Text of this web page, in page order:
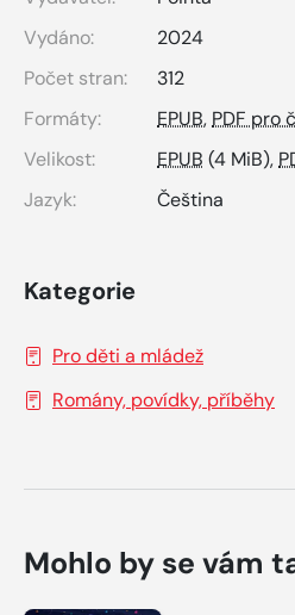
Vydáno:
2024
Počet stran:
312
Formáty:
EPUB, PDF pro
Velikost:
EPUB (4 MiB),
Jazyk:
Čeština
Kategorie
Pro děti a mládež
Romány, povídky, příběhy
Mohlo by se vám